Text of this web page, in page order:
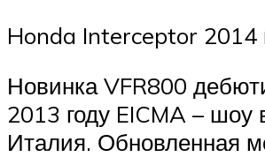
Honda Interceptor 2014
Новинка VFR800
2013 году EICMA – шоу
Италия. Обновленная